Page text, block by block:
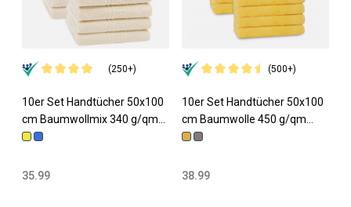
(250+)
10er Set Handtücher 50x100
cm Baumwollmix 340 g/qm
gelb
35.99
(500+)
10er Set Handtücher 50x100
cm Baumwolle 450 g/qm
sonne
38.99